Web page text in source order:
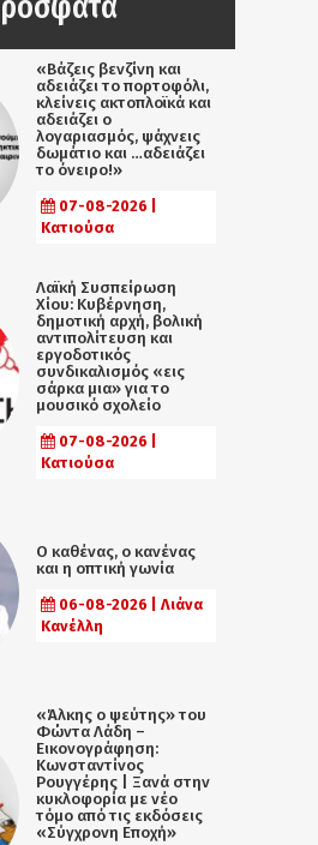
«Βάζεις βενζίνη και
αδειάζει το πορτοφόλι,
κλείνεις ακτοπλοϊκά και
αδειάζει ο
λογαριασμός, ψάχνεις
δωμάτιο και …αδειάζει
το όνειρο!»
07-08-2026 |
Κατιούσα
Λαϊκή Συσπείρωση
Χίου: Κυβέρνηση,
δημοτική αρχή, βολική
αντιπολίτευση και
εργοδοτικός
συνδικαλισμός «εις
σάρκα μια» για το
μουσικό σχολείο
07-08-2026 |
Κατιούσα
Ο καθένας, ο κανένας
και η οπτική γωνία
06-08-2026 | Λιάνα
Κανέλλη
«Άλκης ο ψεύτης» του
Φώντα Λάδη –
Εικονογράφηση:
Κωνσταντίνος
Ρουγγέρης | Ξανά στην
κυκλοφορία με νέο
τόμο από τις εκδόσεις
«Σύγχρονη Εποχή»